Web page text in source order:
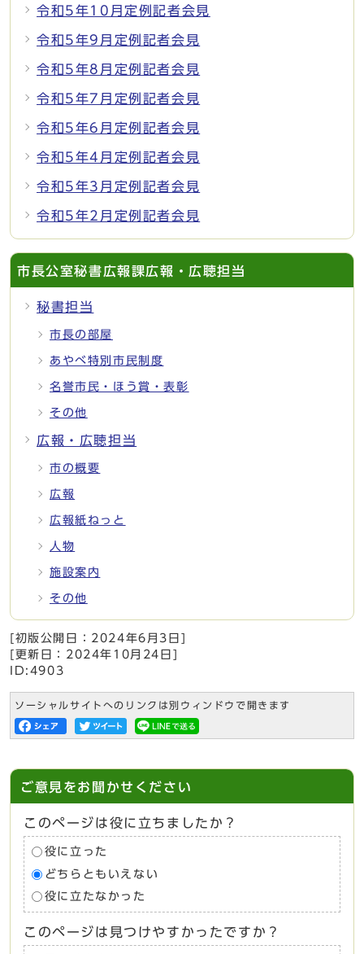
令和5年10月定例記者会見
令和5年9月定例記者会見
令和5年8月定例記者会見
令和5年7月定例記者会見
令和5年6月定例記者会見
令和5年4月定例記者会見
令和5年3月定例記者会見
令和5年2月定例記者会見
市長公室秘書広報課広報・広聴担当
秘書担当
市長の部屋
あやべ特別市民制度
名誉市民・ほう賞・表彰
その他
広報・広聴担当
市の概要
広報
広報紙ねっと
人物
施設案内
その他
[初版公開日： 2024年6月3日
[更新日： 2024年10月24日
ID:4903
ソーシャルサイトへのリンクは別ウィンドウで開きます
ご意見をお聞かせください
このページは役に立ちましたか？
役に立った
どちらともいえない
役に立たなかった
このページは見つけやすかったですか？